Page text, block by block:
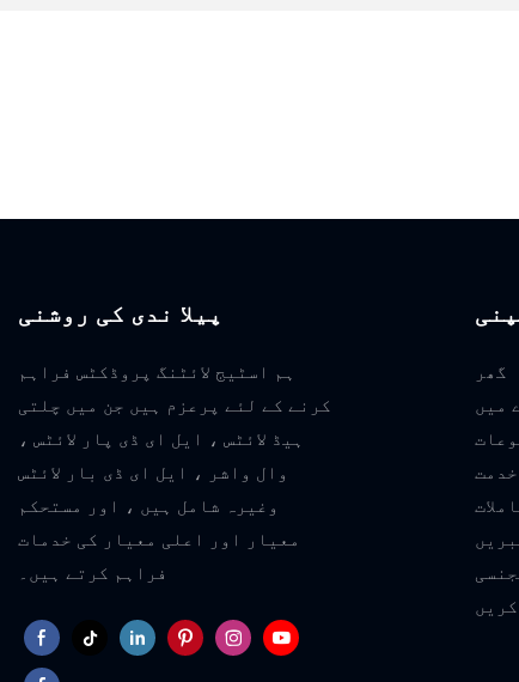
پیلا ندی کی روشنی
ہم اسٹیج لائٹنگ پروڈکٹس فراہم
کرنے کے لئے پرعزم ہیں جن میں چلتی
ہیڈ لائٹس ، ایل ای ڈی پار لائٹس ،
وال واشر ، ایل ای ڈی بار لائٹس
وغیرہ شامل ہیں ، اور مستحکم
معیار اور اعلی معیار کی خدمات
فراہم کرتے ہیں۔
گھر
میں
خدمت